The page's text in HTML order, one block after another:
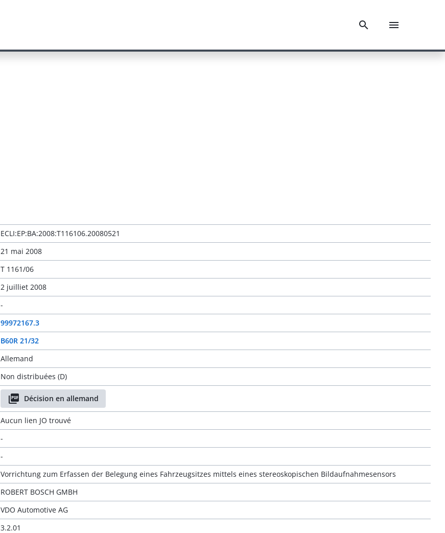
ECLI:EP:BA:2008:T116106.20080521
21 mai 2008
T 1161/06
2 juilliet 2008
-
99972167.3
B60R 21/32
Allemand
Non distribuées (D)
Décision en allemand
Aucun lien JO trouvé
-
-
Vorrichtung zum Erfassen der Belegung eines Fahrzeugsitzes mittels eines stereoskopischen Bildaufnahmesensors
ROBERT BOSCH GMBH
VDO Automotive AG
3.2.01